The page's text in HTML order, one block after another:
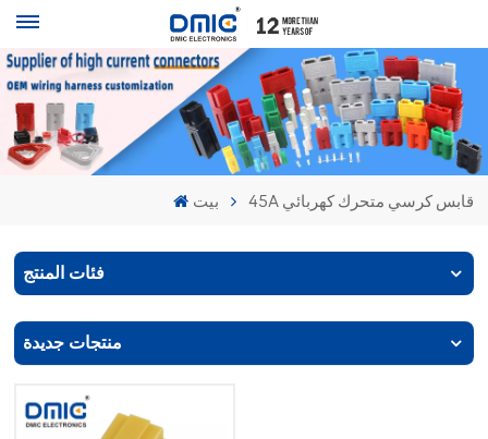
بيت 45A قابس كرسي متحرك كهربائي
فئات المنتج
منتجات جديدة